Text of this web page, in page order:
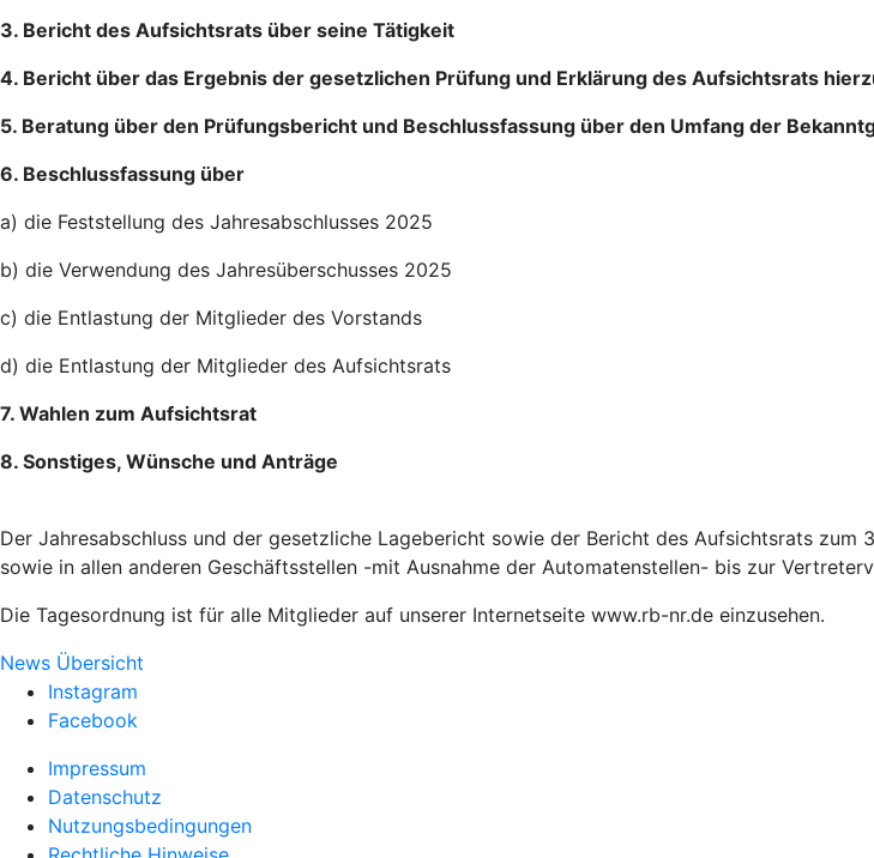
3. Bericht des Aufsichtsrats über seine Tätigkeit
4. Bericht über das Ergebnis der gesetzlichen Prüfung und Erklärung des Aufsichtsrats
5. Beratung über den Prüfungsbericht und Beschlussfassung über den Umfang der
6. Beschlussfassung über
a) die Feststellung des Jahresabschlusses 2025
b) die Verwendung des Jahresüberschusses 2025
c) die Entlastung der Mitglieder des Vorstands
d) die Entlastung der Mitglieder des Aufsichtsrats
7. Wahlen zum Aufsichtsrat
8. Sonstiges, Wünsche und Anträge
Der Jahresabschluss und der gesetzliche Lagebericht sowie der Bericht des Aufsichtsrats zum
sowie in allen anderen Geschäftsstellen -mit Ausnahme der Automatenstellen- bis zur
Die Tagesordnung ist für alle Mitglieder auf unserer Internetseite www.rb-nr.de einzusehen.
News Übersicht
Instagram
Facebook
Impressum
Datenschutz
Nutzungsbedingungen